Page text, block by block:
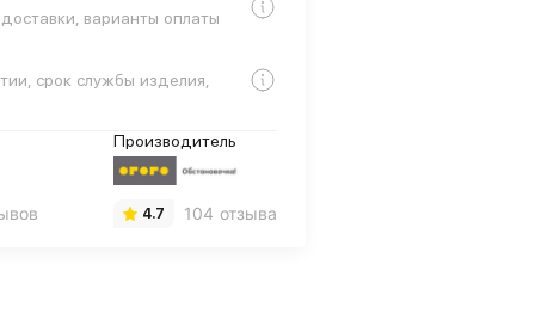
варианты оплаты
срок службы изделия,
Производитель
4.7 104 отзыва